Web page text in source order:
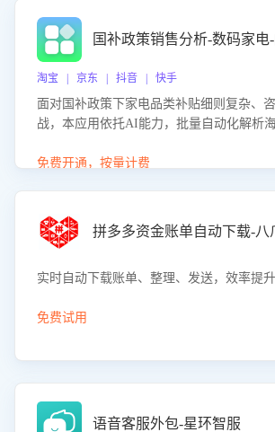
国补政策销售分析-数码家
淘宝 | 京东 | 抖音 | 快手
面对国补政策下家电品类补贴细则复杂、
战，本应用依托AI能力，批量自动化解析
购买意向，深度洞察决策动因。同时全面评
度、客服转化能力及销售业绩。
免费开通，按量计费
拼多多资金账单自动下载-八
实时自动下载账单、整理、发送，效率提
免费试用
语音客服外包-星环智服